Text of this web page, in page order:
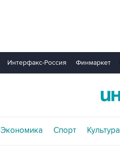
Интерфакс-Россия Финмаркет
Экономика Спорт Культура